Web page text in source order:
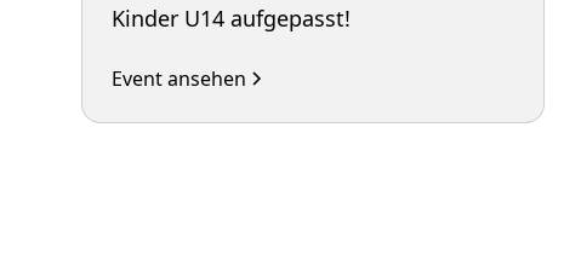
Kinder U14 aufgepasst!
Event ansehen